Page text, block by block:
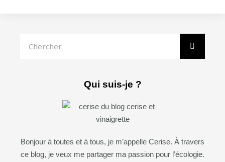
Qui suis-je ?
Bonjour à toutes et à tous, je m’appelle Cerise. À travers
ce blog, je veux me partager ma passion pour l’écologie.